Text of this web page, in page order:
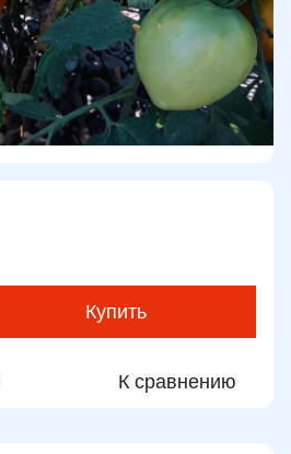
Купить
К сравнению